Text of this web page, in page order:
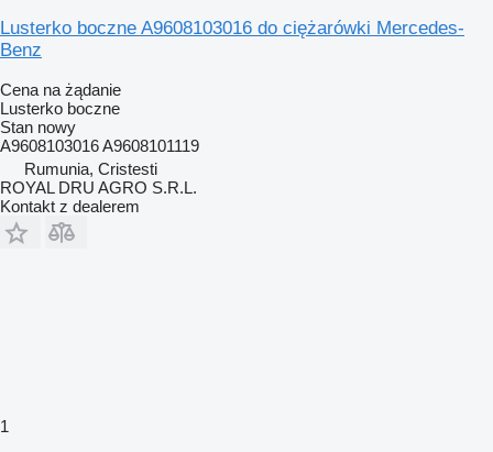
Lusterko boczne A9608103016 do ciężarówki Mercedes-
Benz
Cena na żądanie
Lusterko boczne
Stan nowy
A9608103016 A9608101119
Rumunia, Cristesti
ROYAL DRU AGRO S.R.L.
Kontakt z dealerem
1